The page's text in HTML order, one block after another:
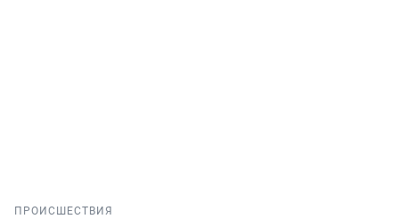
ПРОИСШЕСТВИЯ